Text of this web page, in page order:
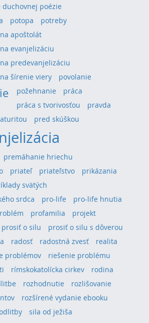
poézie
potopa
potreby
apoštolát
evanjelizáciu
predevanjelizáciu
šírenie viery
povolanie
požehnanie
práca
práca s tvorivosťou
pravda
pred skúškou
premáhanie hriechu
priateľ priateľstvo
prikázania
svätých
srdca
pro-life
pro-life hnutia
profamilia
projekt
prosiť o silu
prosiť o silu s dôverou
radosť radostná zvesť
realita
problémov
riešenie problému
rímskokatolícka cirkev
rodina
rozhodnutie
rozlišovanie
rozšírené vydanie ebooku
sila od ježiša